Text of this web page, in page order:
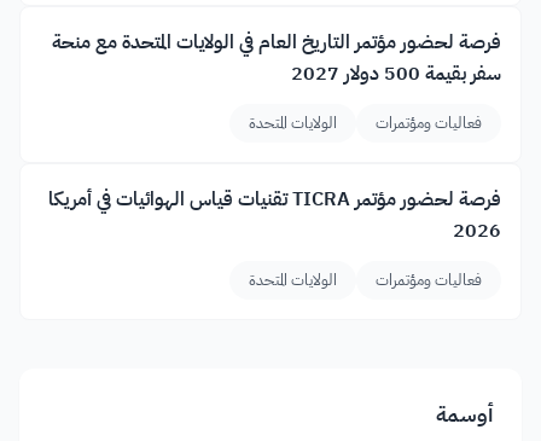
فرصة لحضور مؤتمر التاريخ العام في الولايات المتحدة مع منحة
سفر بقيمة 500 دولار 2027
فعاليات ومؤتمرات الولايات المتحدة
فرصة لحضور مؤتمر TICRA تقنيات قياس الهوائيات في أمريكا
2026
فعاليات ومؤتمرات الولايات المتحدة
أوسمة